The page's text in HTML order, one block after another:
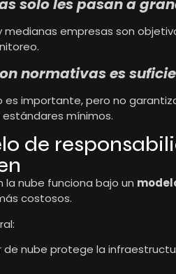
solo les pasan a
medianas empresas son
normativas es
es importante, pero no
estándares mínimos.
de
la nube funciona bajo un
costosos.
de nube protege la